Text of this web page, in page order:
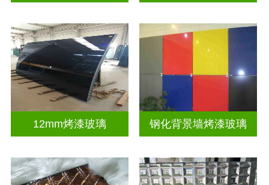
12mm烤漆玻璃 钢化背景墙烤漆玻璃